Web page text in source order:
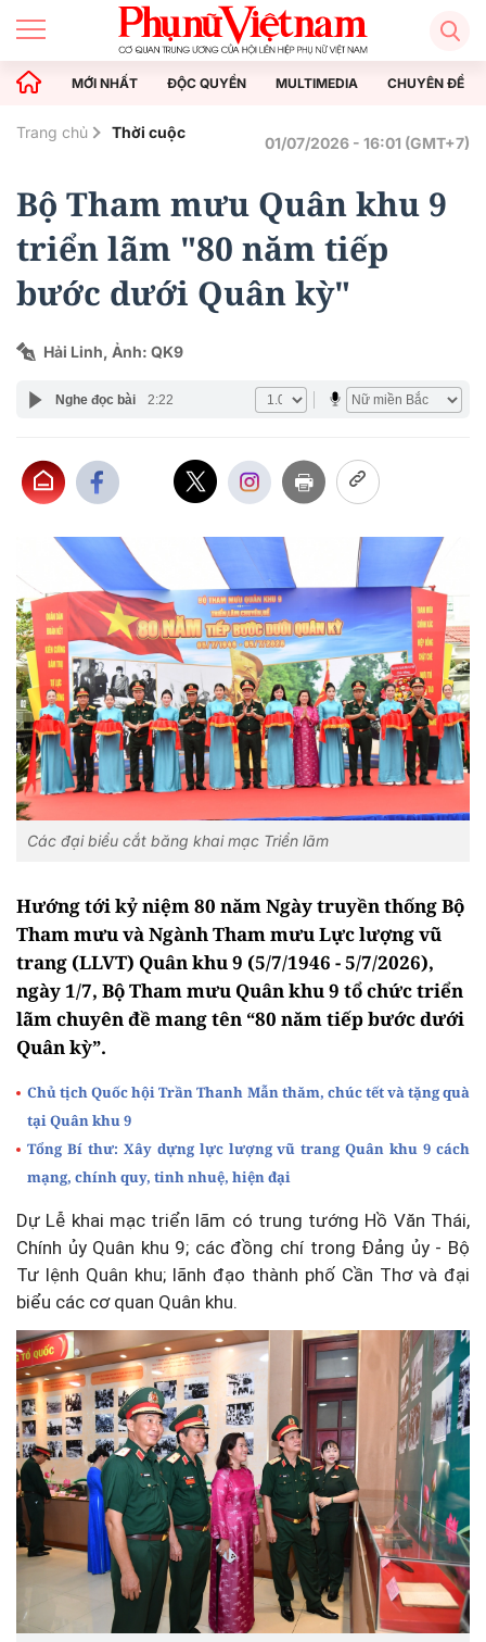
MỚI NHẤT ĐỘC QUYỀN MULTIMEDIA CHUYÊN ĐỀ
Trang chủ Thời cuộc
01/07/2026 - 16:01 (GMT+7)
Bộ Tham mưu Quân khu 9
triển lãm "80 năm tiếp
bước dưới Quân kỳ"
Hải Linh, Ảnh: QK9
Nghe đọc bài 2:22
Các đại biểu cắt băng khai mạc Triển lãm
Hướng tới kỷ niệm 80 năm Ngày truyền thống Bộ
Tham mưu và Ngành Tham mưu Lực lượng vũ
trang (LLVT) Quân khu 9 (5/7/1946 - 5/7/2026),
ngày 1/7, Bộ Tham mưu Quân khu 9 tổ chức triển
lãm chuyên đề mang tên “80 năm tiếp bước dưới
Quân kỳ”.
Chủ tịch Quốc hội Trần Thanh Mẫn thăm, chúc tết và tặng quà
tại Quân khu 9
Tổng Bí thư: Xây dựng lực lượng vũ trang Quân khu 9 cách
mạng, chính quy, tinh nhuệ, hiện đại
Dự Lễ khai mạc triển lãm có trung tướng Hồ Văn Thái,
Chính ủy Quân khu 9; các đồng chí trong Đảng ủy - Bộ
Tư lệnh Quân khu; lãnh đạo thành phố Cần Thơ và đại
biểu các cơ quan Quân khu.